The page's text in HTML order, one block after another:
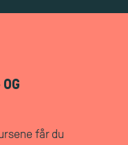
får du